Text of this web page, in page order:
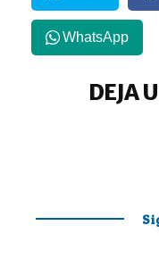
WhatsApp
DEJA